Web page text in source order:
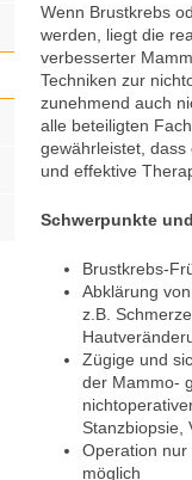
Wenn Brustkrebs
werden, liegt die
verbesserter
Techniken zur
zunehmend auch
alle beteiligten
gewährleistet,
und effektive
Schwerpunkte
Brustkrebs-
Abklärung
z.B.
Zügige und
der Mammo-
Stanzbiopsie,
Operation nur
möglich